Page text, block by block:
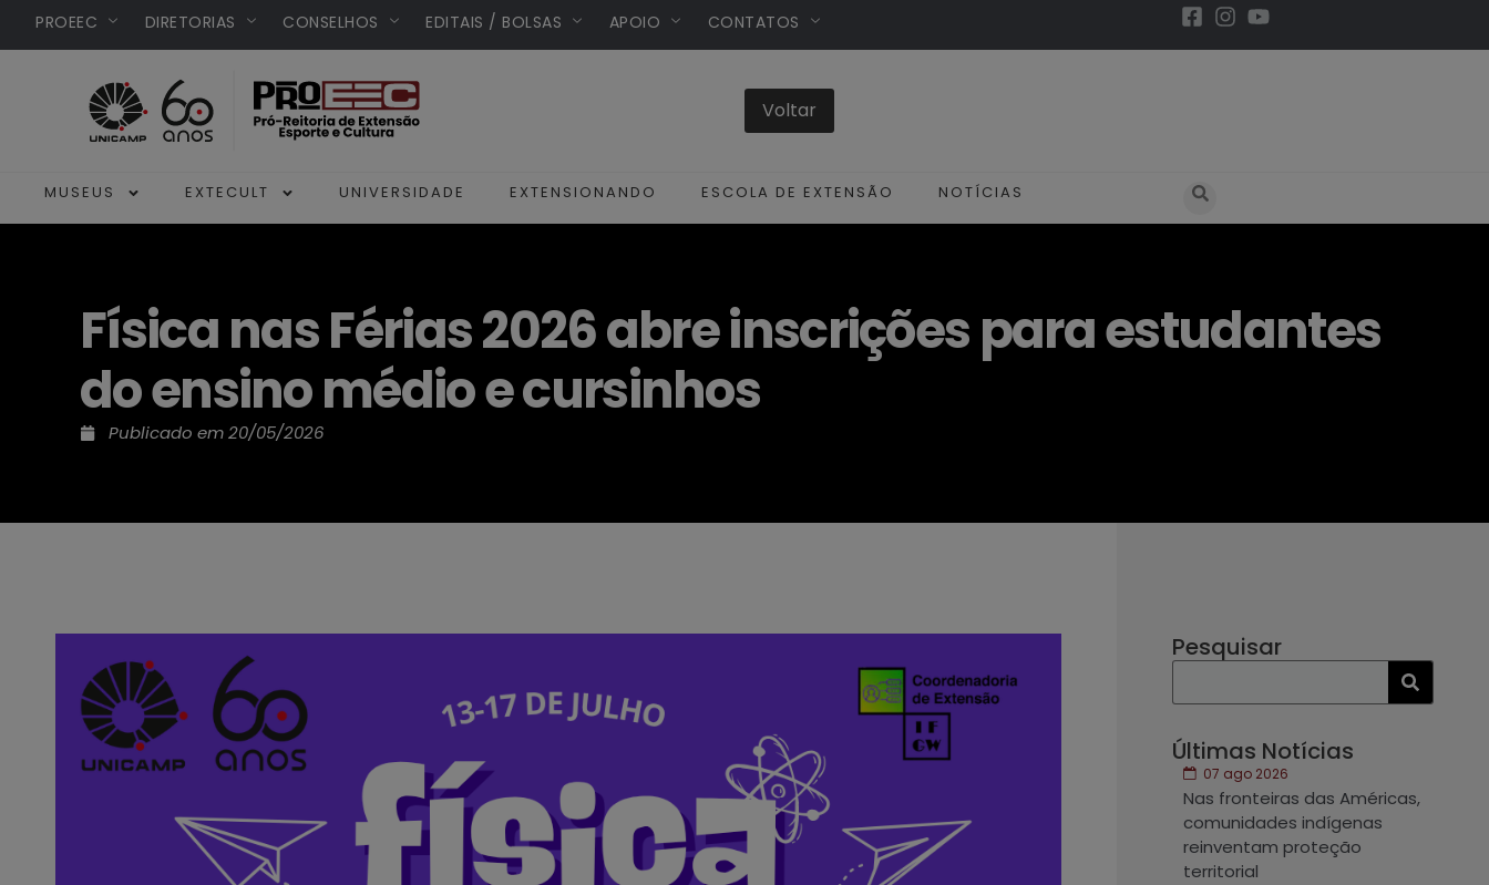
PROEEC DIRETORIAS CONSELHOS EDITAIS / BOLSAS APOIO CONTATOS
MUSEUS EXTECULT UNIVERSIDADE EXTENSIONANDO ESCOLA DE EXTENSÃO NOTÍCIAS
Física nas Férias 2026 abre inscrições para estudantes
do ensino médio e cursinhos
Publicado em20/05/2026
Pesquisar
Últimas Notícias
07 ago 2026
Nas fronteiras das Américas,
comunidades indígenas
reinventam proteção
territorial